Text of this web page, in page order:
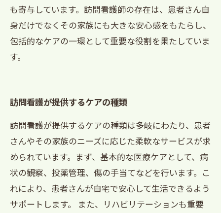
も寄与しています。訪問看護師の存在は、患者さん自
身だけでなくその家族にも大きな安心感をもたらし、
包括的なケアの一環として重要な役割を果たしていま
す。
訪問看護が提供するケアの種類
訪問看護が提供するケアの種類は多岐にわたり、患者
さんやその家族のニーズに応じた柔軟なサービスが求
められています。まず、基本的な医療ケアとして、病
状の観察、投薬管理、傷の手当てなどを行います。こ
れにより、患者さんが自宅で安心して生活できるよう
サポートします。 また、リハビリテーションも重要